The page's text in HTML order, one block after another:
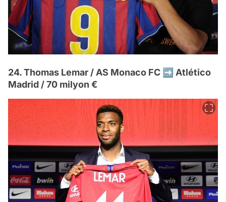
24. Thomas Lemar / AS Monaco FC ➡️ Atlético
Madrid / 70 milyon €